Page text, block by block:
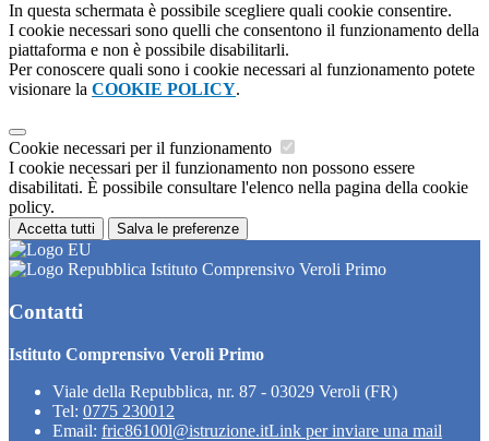
In questa schermata è possibile scegliere quali cookie consentire.
I cookie necessari sono quelli che consentono il funzionamento della
piattaforma e non è possibile disabilitarli.
Per conoscere quali sono i cookie necessari al funzionamento potete
visionare la COOKIE POLICY.
Cookie necessari per il funzionamento
I cookie necessari per il funzionamento non possono essere
disabilitati. È possibile consultare l'elenco nella pagina della cookie
policy.
Accetta tutti Salva le preferenze
Istituto Comprensivo Veroli Primo
Contatti
Istituto Comprensivo Veroli Primo
Viale della Repubblica, nr. 87 - 03029 Veroli (FR)
Tel: 0775 230012
Email: fric86100l@istruzione.itLink per inviare una mail